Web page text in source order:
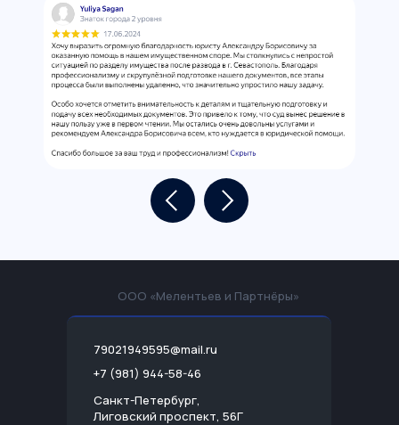
ООО «Мелентьев и Партнёры»
79021949595@mail.ru
+7 (981) 944-58-46
Санкт-Петербург,
Лиговский проспект, 56Г